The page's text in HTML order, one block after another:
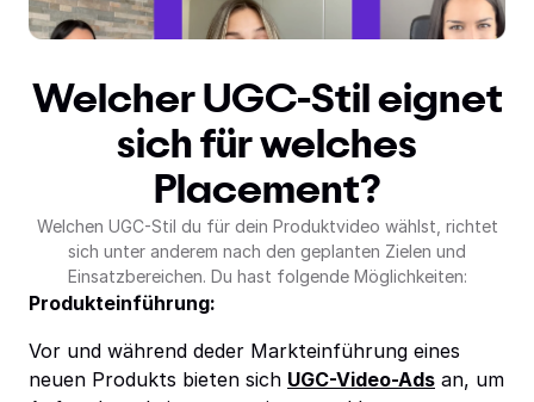
Welcher UGC-Stil eignet
sich für welches
Placement?
Welchen UGC-Stil du für dein Produktvideo wählst, richtet
sich unter anderem nach den geplanten Zielen und
Einsatzbereichen. Du hast folgende Möglichkeiten:
Produkteinführung:
Vor und während deder Markteinführung eines
neuen Produkts bieten sich UGC-Video-Ads an, um